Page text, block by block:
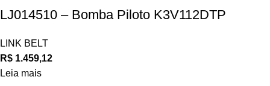
LJ014510 – Bomba Piloto K3V112DTP
LINK BELT
R$ 1.459,12
Leia mais